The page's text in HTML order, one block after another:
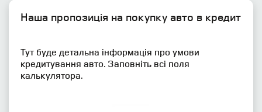
Наша пропозиція на покупку авто в кредит
Тут буде детальна інформація про умови
кредитування авто. Заповніть всі поля
калькулятора.